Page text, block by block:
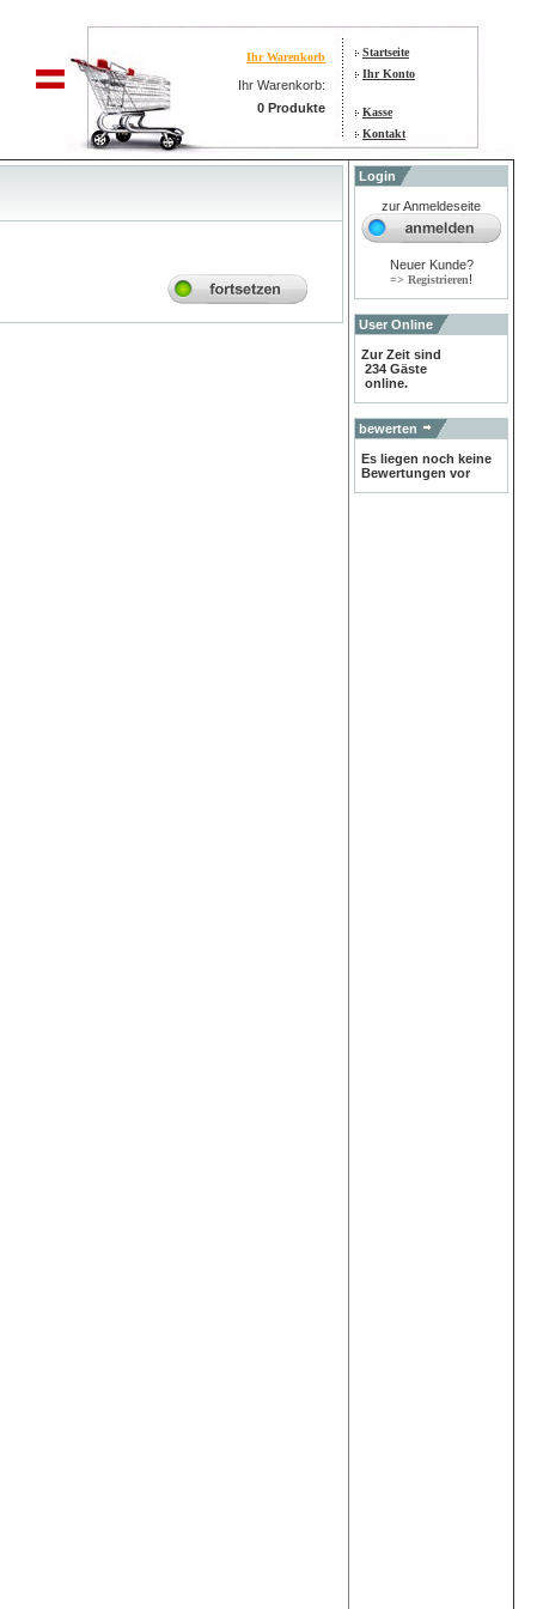
Ihr Warenkorb
Ihr Warenkorb:
0 Produkte
Startseite
Ihr Konto
Kasse
Kontakt
Login
zur Anmeldeseite
Neuer Kunde?
=> Registrieren!
User Online
Zur Zeit sind
234 Gäste
online.
bewerten
Es liegen noch keine
Bewertungen vor